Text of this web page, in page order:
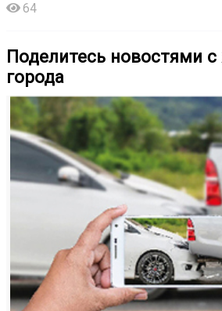
64
Поделитесь новостями
города